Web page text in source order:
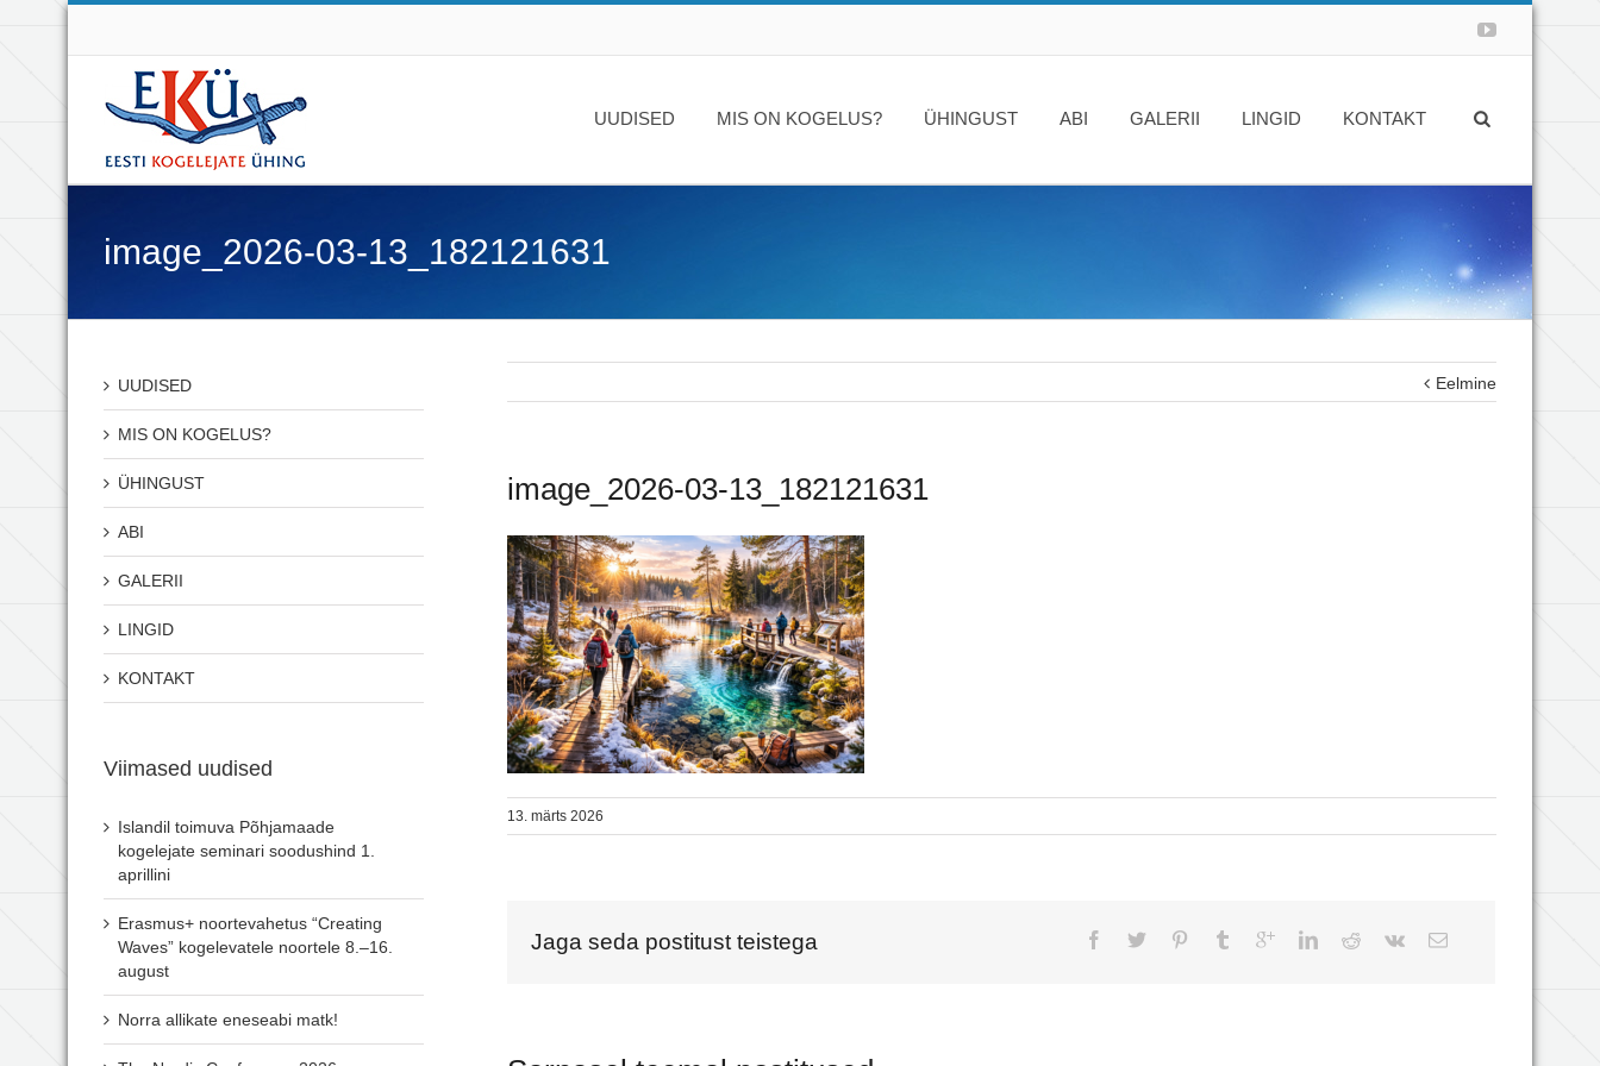
UUDISED MIS ON KOGELUS? ÜHINGUST ABI GALERII LINGID KONTAKT
image_2026-03-13_182121631
Eelmine
image_2026-03-13_182121631
13. märts 2026
Jaga seda postitust teistega
UUDISED
MIS ON KOGELUS?
ÜHINGUST
ABI
GALERII
LINGID
KONTAKT
Viimased uudised
Islandil toimuva Põhjamaade
kogelejate seminari soodushind 1.
aprillini
Erasmus+ noortevahetus “Creating
Waves” kogelevatele noortele 8.–16.
august
Norra allikate eneseabi matk!